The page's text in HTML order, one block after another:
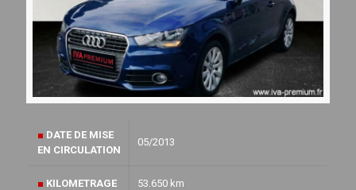
■ DATE DE MISE
EN CIRCULATION
05/2013
■ KILOMETRAGE 53.650 km